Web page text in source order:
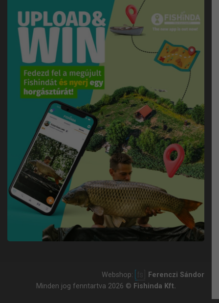
Webshop:
Ferenczi Sándor
Minden jog fenntartva 2026 © Fishinda Kft.